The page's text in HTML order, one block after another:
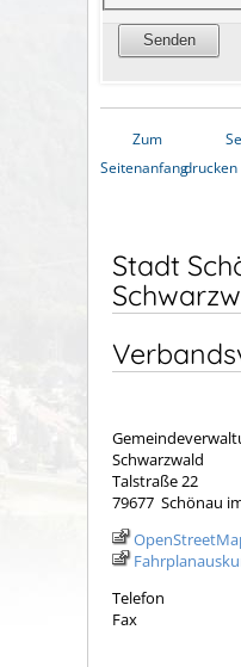
Zum
Seitenanfangdrucken
Stadt
Schwarzwald
Talstraße 22
79677 Schönau
Telefon
Fax